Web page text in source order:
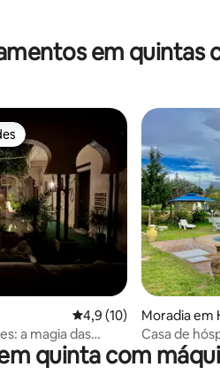
em quintas
11avaliações
Classificação média de
4,9 (10)
a magia das
Moradia em
Casa de
quinta com